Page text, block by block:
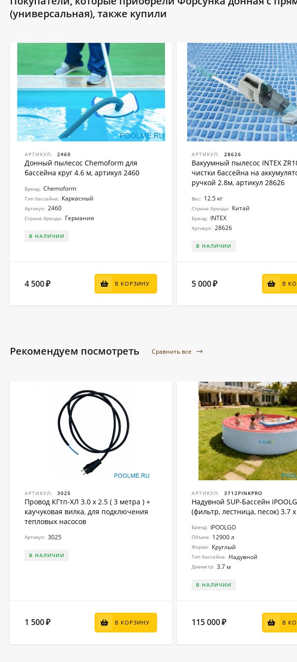
(универсальная), также купили
АРТИКУЛ: 2460
Донный пылесос Chemoform для
бассейна круг 4.6 м, артикул 2460
Бренд: Chemoform
Тип бассейна: Каркасный
Артикул: 2460
Страна бренда: Германия
В НАЛИЧИИ
4 500₽ В КОРЗИНУ
АРТИКУЛ: 28626
Вакуумный пылесос INTEX
чистки бассейна на
ручкой 2.8м, артикул 28626
Вес: 12.5 кг
Страна бренда: Китай
Бренд: INTEX
Артикул: 28626
В НАЛИЧИИ
5 000₽ В
Рекомендуем посмотреть Сравнить все
АРТИКУЛ: 3025
Провод КГтп-ХЛ 3.0 x 2.5 ( 3 метра ) +
каучуковая вилка, для подключения
тепловых насосов
Артикул: 3025
В НАЛИЧИИ
1 500₽ В КОРЗИНУ
АРТИКУЛ: 3712PINKPRO
Надувной SUP-Бассейн
(фильтр, лестница, песок) 3.7
Бренд: IPOOLGO
Объем: 12900 л
Форма: Круглый
Тип бассейна: Надувной
Диаметр: 3.7 м
В НАЛИЧИИ
115 000₽ В